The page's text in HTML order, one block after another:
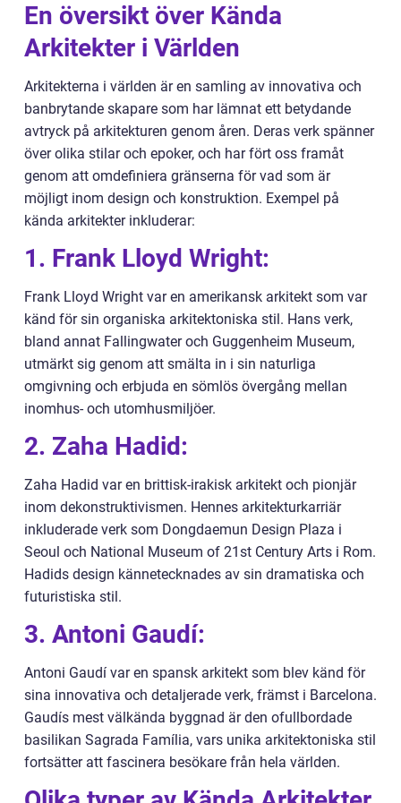
En översikt över Kända
Arkitekter i Världen
Arkitekterna i världen är en samling av innovativa och
banbrytande skapare som har lämnat ett betydande
avtryck på arkitekturen genom åren. Deras verk spänner
över olika stilar och epoker, och har fört oss framåt
genom att omdefiniera gränserna för vad som är
möjligt inom design och konstruktion. Exempel på
kända arkitekter inkluderar:
1. Frank Lloyd Wright:
Frank Lloyd Wright var en amerikansk arkitekt som var
känd för sin organiska arkitektoniska stil. Hans verk,
bland annat Fallingwater och Guggenheim Museum,
utmärkt sig genom att smälta in i sin naturliga
omgivning och erbjuda en sömlös övergång mellan
inomhus- och utomhusmiljöer.
2. Zaha Hadid:
Zaha Hadid var en brittisk-irakisk arkitekt och pionjär
inom dekonstruktivismen. Hennes arkitekturkarriär
inkluderade verk som Dongdaemun Design Plaza i
Seoul och National Museum of 21st Century Arts i Rom.
Hadids design kännetecknades av sin dramatiska och
futuristiska stil.
3. Antoni Gaudí:
Antoni Gaudí var en spansk arkitekt som blev känd för
sina innovativa och detaljerade verk, främst i Barcelona.
Gaudís mest välkända byggnad är den ofullbordade
basilikan Sagrada Família, vars unika arkitektoniska stil
fortsätter att fascinera besökare från hela världen.